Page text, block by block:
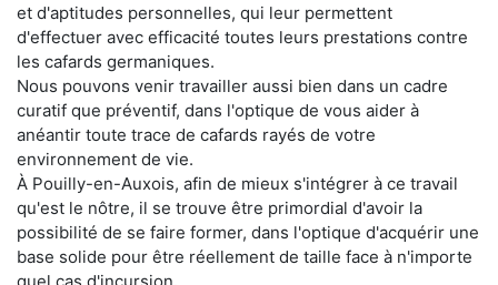
et d'aptitudes personnelles, qui leur permettent
d'effectuer avec efficacité toutes leurs prestations contre
les cafards germaniques.
Nous pouvons venir travailler aussi bien dans un cadre
curatif que préventif, dans l'optique de vous aider à
anéantir toute trace de cafards rayés de votre
environnement de vie.
À Pouilly-en-Auxois, afin de mieux s'intégrer à ce travail
qu'est le nôtre, il se trouve être primordial d'avoir la
possibilité de se faire former, dans l'optique d'acquérir une
base solide pour être réellement de taille face à n'importe
quel cas d'incursion.